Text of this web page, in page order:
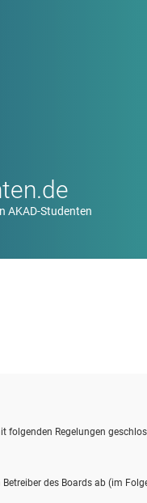
AKAD-Studenten
folgenden Regelungen
des Boards ab (im